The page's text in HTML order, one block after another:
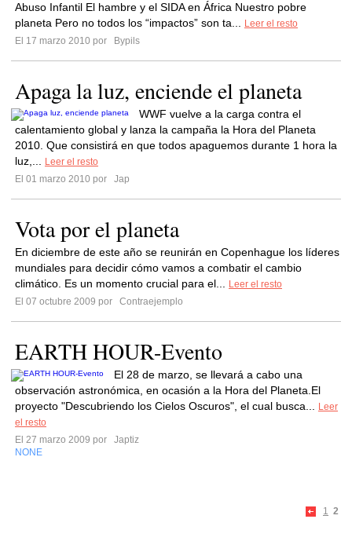
Abuso Infantil El hambre y el SIDA en África Nuestro pobre
planeta Pero no todos los “impactos” son ta...
Leer el resto
El 17 marzo 2010 por
Bypils
Apaga la luz, enciende el planeta
WWF vuelve a la carga contra el
calentamiento global y lanza la campaña la Hora del Planeta
2010. Que consistirá en que todos apaguemos durante 1 hora la
luz,...
Leer el resto
El 01 marzo 2010 por
Jap
Vota por el planeta
En diciembre de este año se reunirán en Copenhague los líderes
mundiales para decidir cómo vamos a combatir el cambio
climático. Es un momento crucial para el...
Leer el resto
El 07 octubre 2009 por
Contraejemplo
EARTH HOUR-Evento
El 28 de marzo, se llevará a cabo una
observación astronómica, en ocasión a la Hora del Planeta.El
proyecto "Descubriendo los Cielos Oscuros", el cual busca...
Leer
el resto
El 27 marzo 2009 por
Japtiz
NONE
1 2